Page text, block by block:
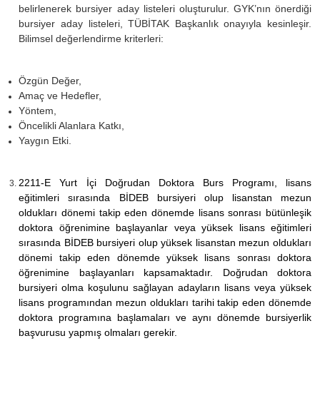
belirlenerek bursiyer aday listeleri oluşturulur. GYK’nın önerdiği
bursiyer aday listeleri, TÜBİTAK Başkanlık onayıyla kesinleşir.
Bilimsel değerlendirme kriterleri:
Özgün Değer,
Amaç ve Hedefler,
Yöntem,
Öncelikli Alanlara Katkı,
Yaygın Etki.
2211-E Yurt İçi Doğrudan Doktora Burs Programı, lisans
eğitimleri sırasında BİDEB bursiyeri olup lisanstan mezun
oldukları dönemi takip eden dönemde lisans sonrası bütünleşik
doktora öğrenimine başlayanlar veya yüksek lisans eğitimleri
sırasında BİDEB bursiyeri olup yüksek lisanstan mezun oldukları
dönemi takip eden dönemde yüksek lisans sonrası doktora
öğrenimine başlayanları kapsamaktadır. Doğrudan doktora
bursiyeri olma koşulunu sağlayan adayların lisans veya yüksek
lisans programından mezun oldukları tarihi takip eden dönemde
doktora programına başlamaları ve aynı dönemde bursiyerlik
başvurusu yapmış olmaları gerekir.